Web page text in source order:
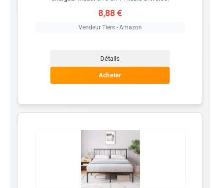
8,88 €
Vendeur Tiers - Amazon
Détails
Acheter